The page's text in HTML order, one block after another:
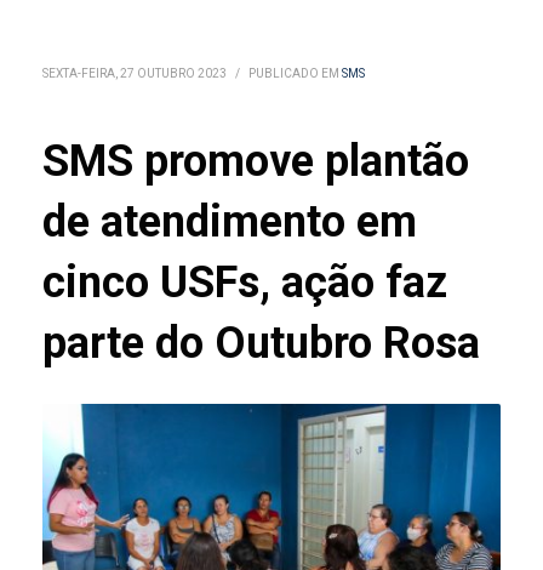
SEXTA-FEIRA, 27 OUTUBRO 2023 / PUBLICADO EM SMS
SMS promove plantão
de atendimento em
cinco USFs, ação faz
parte do Outubro Rosa